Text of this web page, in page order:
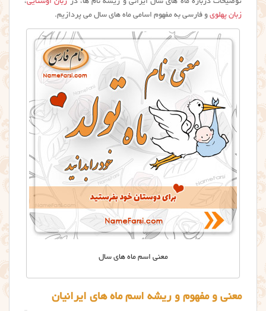
توضیحات درباره ماه های سال ایرانی و ریشه نام ها، در زبان اوستایی،
زبان پهلوی و فارسی به مفهوم اسامی ماه های سال می پردازیم.
معنی اسم ماه های سال
معنی و مفهوم و ریشه اسم ماه های ایرانیان